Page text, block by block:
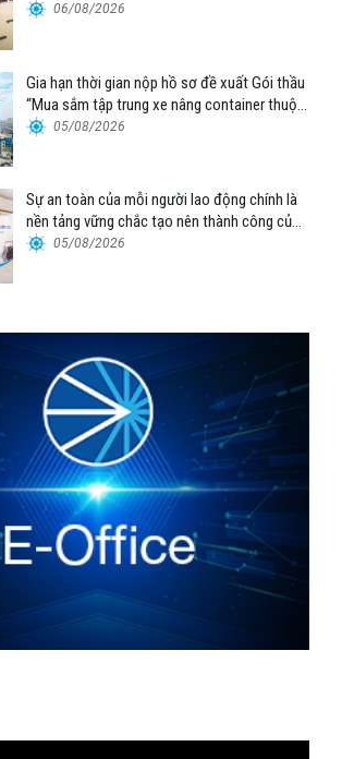
06/08/2026
Gia hạn thời gian nộp hồ sơ đề xuất Gói thầu
“Mua sắm tập trung xe nâng container thuộc
Tổng công ty Hàng hải Việt Nam – CTCP”
05/08/2026
Sự an toàn của mỗi người lao động chính là
nền tảng vững chắc tạo nên thành công của
Cảng Đà Nẵng
05/08/2026